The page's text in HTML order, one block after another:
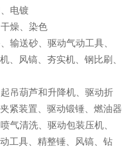
电镀
燥、染色
输送砂、驱动气动工具、
、风镐、夯实机、钢比刷、
吊葫芦和升降机、驱动折
紧装置、驱动锻锤、燃油器
气清洗、驱动包装压机、
工具、精整锤、风镐、钻